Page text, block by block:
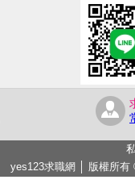
yes123求職網 │ 版權所有